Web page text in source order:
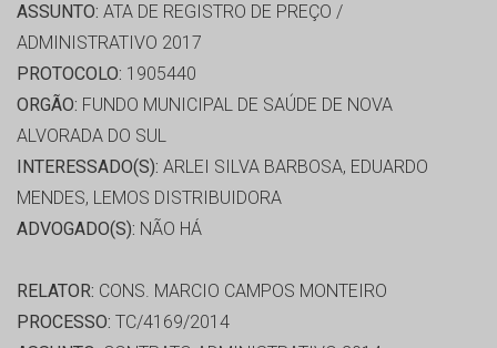
ASSUNTO: ATA DE REGISTRO DE PREÇO /
ADMINISTRATIVO 2017
PROTOCOLO: 1905440
ORGÃO: FUNDO MUNICIPAL DE SAÚDE DE NOVA
ALVORADA DO SUL
INTERESSADO(S): ARLEI SILVA BARBOSA, EDUARDO
MENDES, LEMOS DISTRIBUIDORA
ADVOGADO(S): NÃO HÁ
RELATOR: CONS. MARCIO CAMPOS MONTEIRO
PROCESSO: TC/4169/2014